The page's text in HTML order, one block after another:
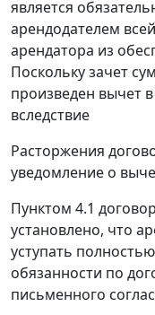
является
арендодателем
арендатора из
Поскольку зачет
произведен вычет
вследствие
Расторжения
уведомление о
Пунктом 4.1
установлено, что
уступать
обязанности по
письменного